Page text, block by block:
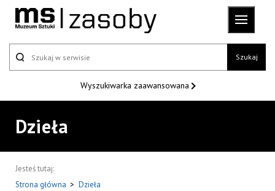
Szukaj
Wyszukiwarka zaawansowana
Dzieła
Jesteś tutaj:
Strona główna > Dzieła